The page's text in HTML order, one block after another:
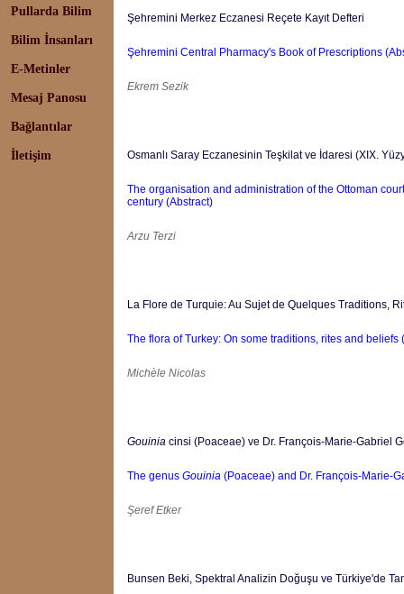
Pullarda Bilim
Bilim İnsanları
E-Metinler
Mesaj Panosu
Bağlantılar
İletişim
Şehremini Merkez Eczanesi Reçete Kayıt Defteri
Şehremini Central Pharmacy's Book of Prescriptions
Ekrem Sezik
Osmanlı Saray Eczanesinin Teşkilat ve İdaresi (XIX.
The organisation and administration of the Ottoman
century (Abstract)
Arzu Terzi
La Flore de Turquie: Au Sujet de Quelques Traditions,
The flora of Turkey: On some traditions, rites and beliefs
Michèle Nicolas
Gouiniacinsi (Poaceae) ve Dr. François-Marie-Gabriel
The genus Gouinia(Poaceae) and Dr. François-Marie-
Şeref Etker
Bunsen Beki, Spektral Analizin Doğuşu ve Türkiye'de